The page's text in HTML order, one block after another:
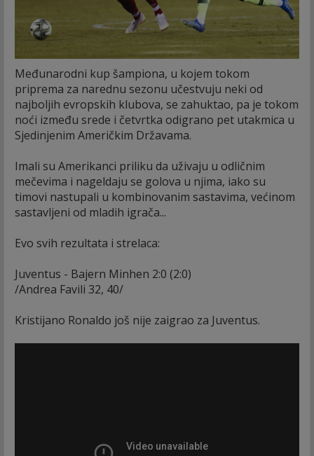
Međunarodni kup šampiona, u kojem tokom
priprema za narednu sezonu učestvuju neki od
najboljih evropskih klubova, se zahuktao, pa je tokom
noći između srede i četvrtka odigrano pet utakmica u
Sjedinjenim Američkim Državama.
Imali su Amerikanci priliku da uživaju u odličnim
mečevima i nageldaju se golova u njima, iako su
timovi nastupali u kombinovanim sastavima, većinom
sastavljeni od mladih igrača...
Evo svih rezultata i strelaca:
Juventus - Bajern Minhen 2:0 (2:0)
/Andrea Favili 32, 40/
Kristijano Ronaldo još nije zaigrao za Juventus.